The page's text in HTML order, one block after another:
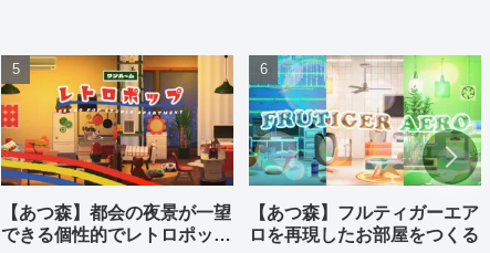
【あつ森】都会の夜景が一望
できる個性的でレトロポップ
【あつ森】フルティガーエア
ロを再現したお部屋をつくる